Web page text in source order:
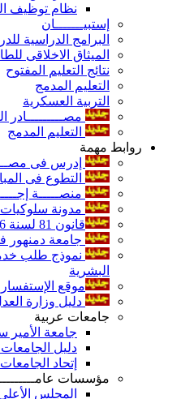
نظام توظيف
إستبيـــــــان
البرامج الدراسية
الميثاق الاخلاقى
نتائج التعليم المفتوح
التعليم المدمج
التربية العسكرية
مصـــــــــادر
التعليم المدمج
روابط مهمة
إدرس فى
التطوع فى
منصـــــة
مدونة سلوكيات
قانون 81 لسنة 2016 " الخدمة المدنيــة "
جامعة دمنهور
نموذج طلب
البشرية
موقع
دليل وزارة
جامعات عربية
جامعة الأمير
دليل الجامعات
إتحاد
مؤسسات
المجلس